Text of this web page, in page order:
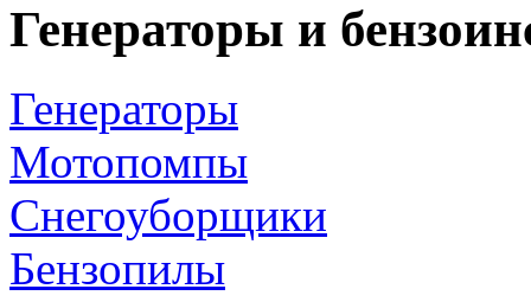
Генераторы и
Генераторы
Мотопомпы
Снегоуборщики
Бензопилы